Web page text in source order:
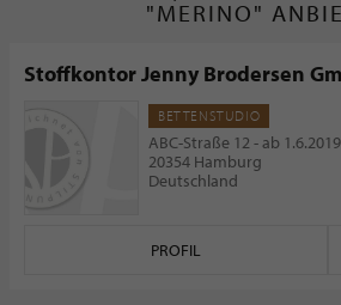
"MERINO"
Stoffkontor Jenny Brodersen
BETTENSTUDIO
ABC-Straße 12 - ab
20354 Hamburg
Deutschland
PROFIL